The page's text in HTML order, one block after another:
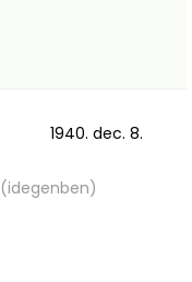
1940. dec. 8.
(idegenben)